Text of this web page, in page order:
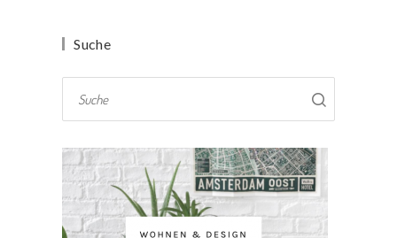
Suche